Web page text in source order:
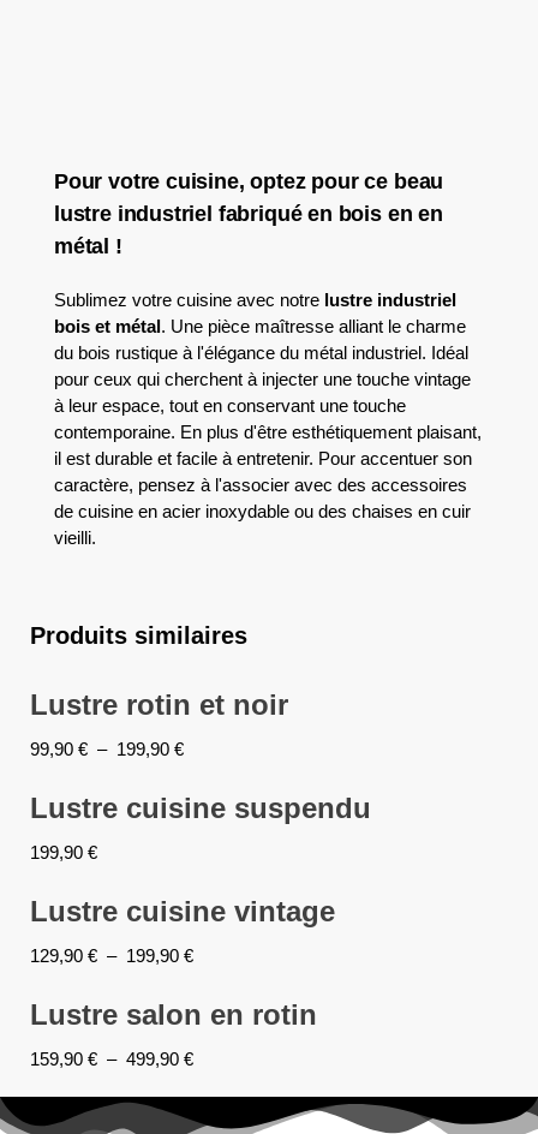
Pour votre cuisine, optez pour ce beau
lustre industriel fabriqué en bois en en
métal !
Sublimez votre cuisine avec notre lustre industriel
bois et métal. Une pièce maîtresse alliant le charme
du bois rustique à l'élégance du métal industriel. Idéal
pour ceux qui cherchent à injecter une touche vintage
à leur espace, tout en conservant une touche
contemporaine. En plus d'être esthétiquement plaisant,
il est durable et facile à entretenir. Pour accentuer son
caractère, pensez à l'associer avec des accessoires
de cuisine en acier inoxydable ou des chaises en cuir
vieilli.
Produits similaires
Lustre rotin et noir
99,90 € – 199,90 €
Lustre cuisine suspendu
199,90 €
Lustre cuisine vintage
129,90 € – 199,90 €
Lustre salon en rotin
159,90 € – 499,90 €